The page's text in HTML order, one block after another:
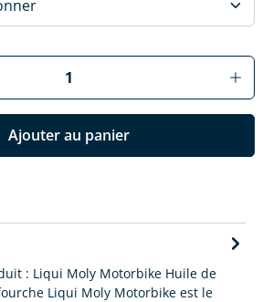
Gib den gewünschten
Ajouter au panier
: Liqui Moly Motorbike Huile de
Liqui Moly Motorbike est le